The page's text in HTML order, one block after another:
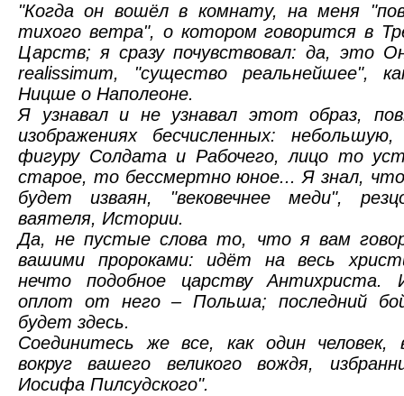
"Когда он вошёл в комнату, на меня
тихого ветра", о котором говорится в
Царств; я сразу почувствовал: да, это
realissimum, "существо реальнейшее",
Ницше о Наполеоне.
Я узнавал и не узнавал этот образ,
изображениях бесчисленных:
фигуру Солдата и Рабочего, лицо то
старое, то бессмертно юное... Я знал,
будет изваян, "вековечнее меди",
ваятеля, Истории.
Да, не пустые слова то, что я вам
вашими пророками: идёт на весь
нечто подобное царству Антихриста.
оплот от него – Польша; последний
будет здесь.
Соединитесь же все, как один
вокруг вашего великого вождя,
Иосифа Пилсудского".